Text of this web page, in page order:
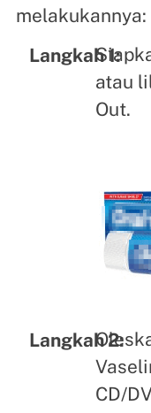
melakukannya:
Langkah 1:
atau
Out.
Langkah 2:
CD/